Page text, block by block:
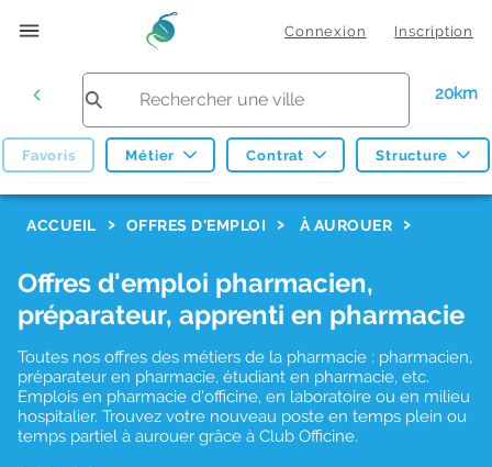
Connexion Inscription
20km
Favoris Métier Contrat Structure
ACCUEIL OFFRES D'EMPLOI À AUROUER
Offres d'emploi pharmacien,
préparateur, apprenti en pharmacie
Toutes nos offres des métiers de la pharmacie : pharmacien,
préparateur en pharmacie, étudiant en pharmacie, etc.
Emplois en pharmacie d'officine, en laboratoire ou en milieu
hospitalier. Trouvez votre nouveau poste en temps plein ou
temps partiel à aurouer grâce à Club Officine.